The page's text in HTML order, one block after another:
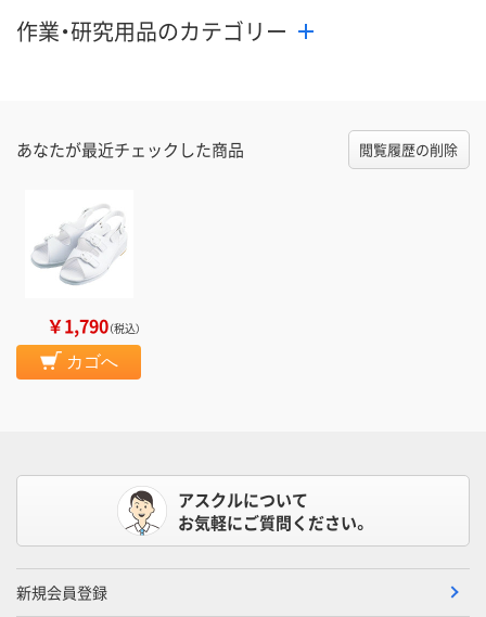
作業・研究用品のカテゴリー
あなたが最近チェックした商品 閲覧履歴の削除
￥1,790（税込）
カゴへ
アスクルについて
お気軽にご質問ください。
新規会員登録